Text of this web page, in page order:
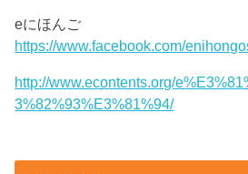
eにほんご
https://www.facebook.com/
http://www.econtents.org/
3%82%93%E3%81%94/